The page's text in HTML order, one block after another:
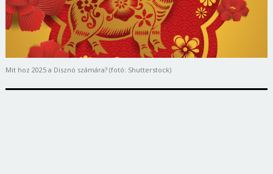
Mit hoz 2025 a Disznó számára? (fotó: Shutterstock)